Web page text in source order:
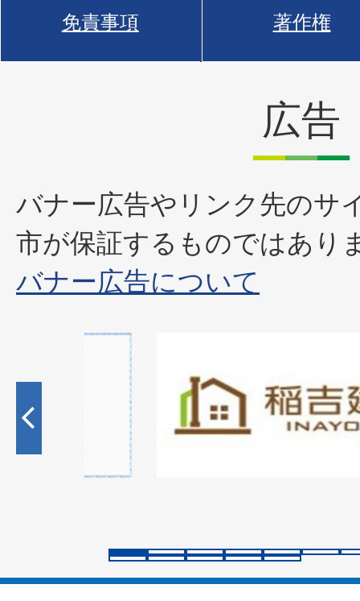
免責事項 著作権
広告
バナー広告やリンク先のサ
市が保証するものではあり
バナー広告について
枚
目
ラ
イ